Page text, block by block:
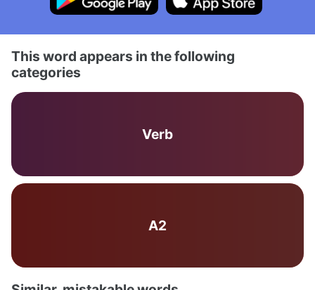
This word appears in the following
categories
Verb
A2